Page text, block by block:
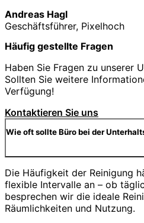
Andreas Hagl
Geschäftsführer, Pixelhoch
Häufig gestellte Fragen
Haben Sie Fragen zu unserer
Sollten Sie weitere
Verfügung!
Kontaktieren Sie uns
Wie oft sollte Büro bei der
Die Häufigkeit der Reinigung
flexible Intervalle an – ob
besprechen wir die ideale
Räumlichkeiten und Nutzung.